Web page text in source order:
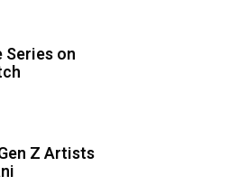
Series on
Z Artists